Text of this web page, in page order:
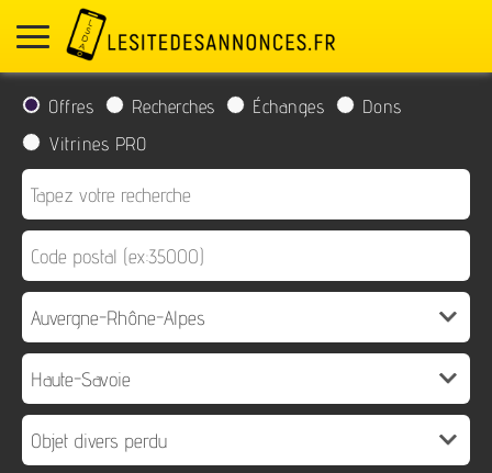
Offres Recherches Échanges
Dons
Vitrines PRO